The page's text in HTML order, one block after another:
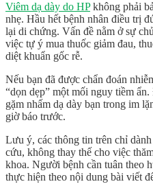
Viêm dạ dày do HP không phải
nhẹ. Hầu hết bệnh nhân điều trị
lại di chứng. Vấn đề nằm ở sự
việc tự ý mua thuốc giảm đau,
diệt khuẩn gốc rễ.
Nếu bạn đã được chẩn đoán
“dọn dẹp” một mối nguy tiềm
gặm nhấm dạ dày bạn trong im
giờ báo trước.
Lưu ý, các thông tin trên chỉ
cứu, không thay thế cho việc
khoa. Người bệnh cần tuân theo
thực hiện theo nội dung bài viết